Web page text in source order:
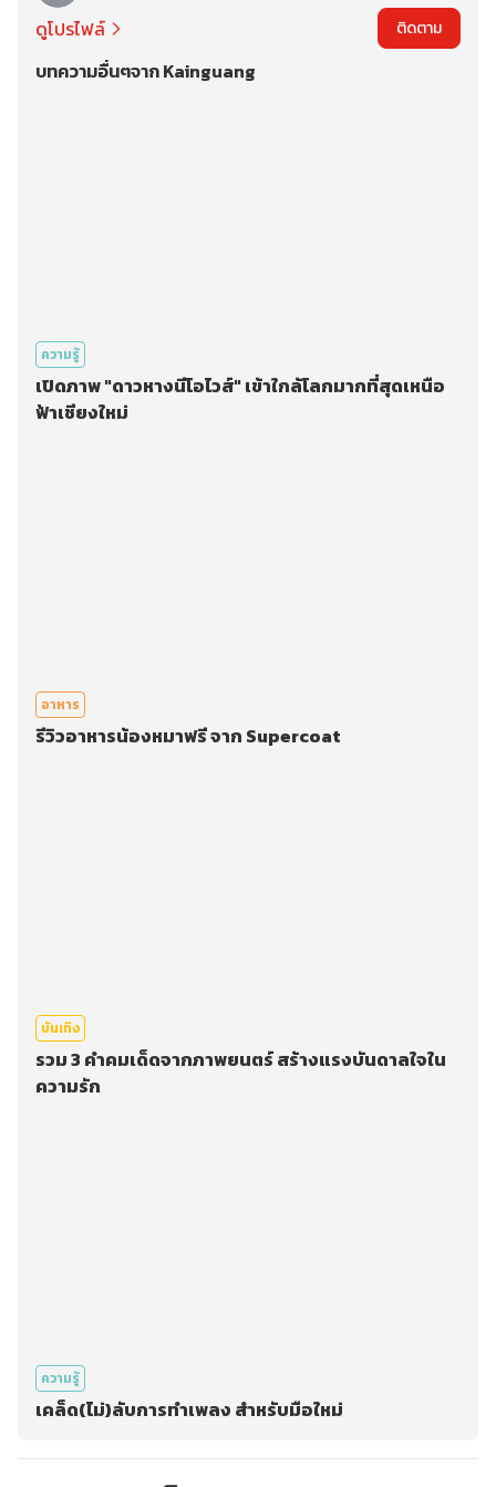
ดูโปรไฟล์
ติดตาม
บทความอื่นๆจาก Kainguang
ความรู้
เปิดภาพ "ดาวหางนีโอไวส์" เข้าใกล้โลกมากที่สุดเหนือ
ฟ้าเชียงใหม่
อาหาร
รีวิวอาหารน้องหมาฟรี จาก Supercoat
บันเทิง
รวม 3 คำคมเด็ดจากภาพยนตร์ สร้างแรงบันดาลใจใน
ความรัก
ความรู้
เคล็ด(ไม่)ลับการทำเพลง สำหรับมือใหม่